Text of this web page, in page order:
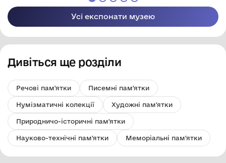
Усі експонати музею
Дивіться ще розділи
Речові пам'ятки Писемні пам'ятки
Нумізматичні колекції Художні пам'ятки
Природничо-історичні пам'ятки
Науково-технічні пам'ятки Меморіальні пам'ятки